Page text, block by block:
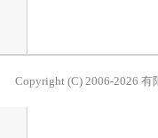
Copyright (C) 2006-2026